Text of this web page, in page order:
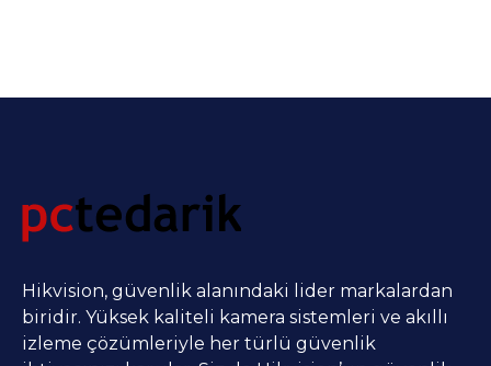
Hikvision, güvenlik alanındaki lider markalardan
biridir. Yüksek kaliteli kamera sistemleri ve akıllı
izleme çözümleriyle her türlü güvenlik